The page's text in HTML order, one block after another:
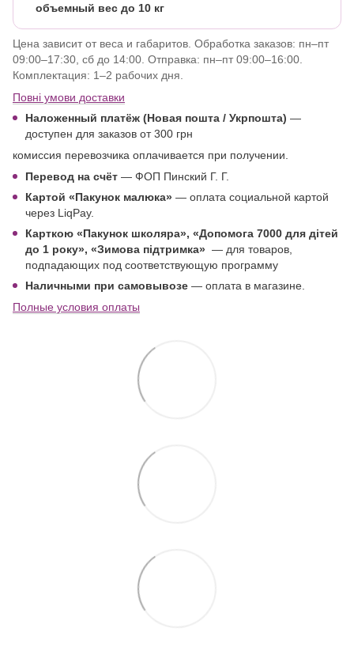
объемный вес до 10 кг
Цена зависит от веса и габаритов. Обработка заказов: пн–пт
09:00–17:30, сб до 14:00. Отправка: пн–пт 09:00–16:00.
Комплектация: 1–2 рабочих дня.
Повні умови доставки
Наложенный платёж (Новая пошта / Укрпошта) —
доступен для заказов от 300 грн
комиссия перевозчика оплачивается при получении.
Перевод на счёт — ФОП Пинский Г. Г.
Картой «Пакунок малюка» — оплата социальной картой
через LiqPay.
Карткою «Пакунок школяра», «Допомога 7000 для дітей
до 1 року», «Зимова підтримка» — для товаров,
подпадающих под соответствующую программу
Наличными при самовывозе — оплата в магазине.
Полные условия оплаты